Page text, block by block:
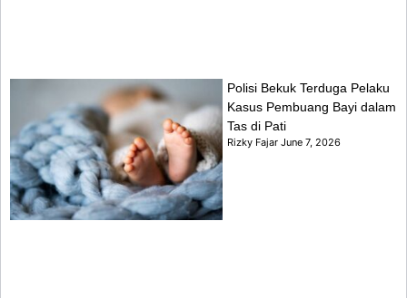
Polisi Bekuk Terduga Pelaku
Kasus Pembuang Bayi dalam
Tas di Pati
Rizky FajarJune 7, 2026